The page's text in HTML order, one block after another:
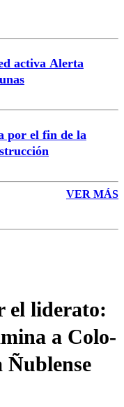
activa Alerta
por el fin de la
VER MÁS
el liderato:
a Colo-